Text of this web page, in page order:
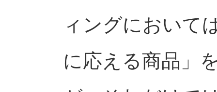
ィングにおいて
に応える商品」